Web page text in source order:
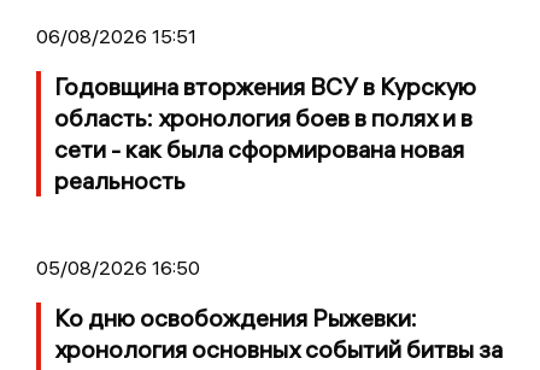
06/08/2026 15:51
Годовщина вторжения ВСУ в Курскую
область: хронология боев в полях и в
сети - как была сформирована новая
реальность
05/08/2026 16:50
Ко дню освобождения Рыжевки:
хронология основных событий битвы за